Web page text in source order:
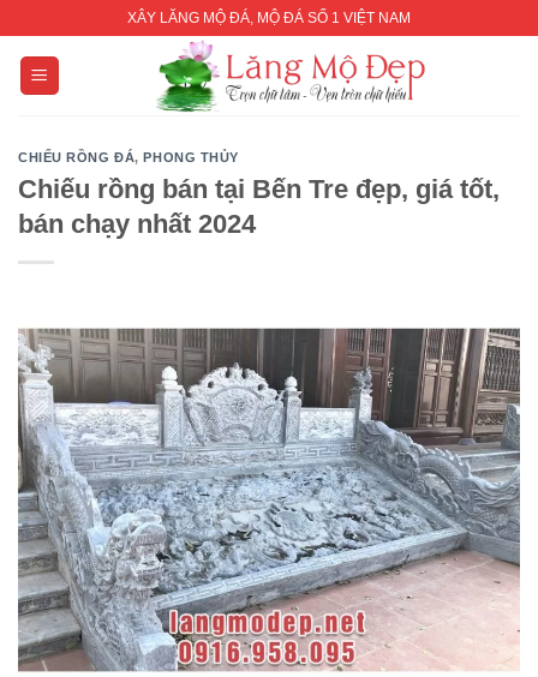
content
XÂY LĂNG MỘ ĐÁ, MỘ ĐÁ SỐ 1 VIỆT NAM
CHIẾU RỒNG ĐÁ,PHONG THỦY
Chiếu rồng bán tại Bến Tre đẹp, giá tốt,
bán chạy nhất 2024